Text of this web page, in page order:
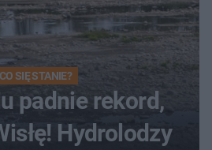
CO SIĘ STANIE?
padnie rekord,
Hydrolodzy